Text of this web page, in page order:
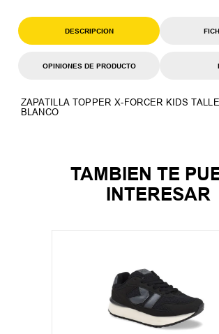
DESCRIPCION
OPINIONES DE PRODUCTO
ZAPATILLA TOPPER X-FORCER KIDS
BLANCO
TAMBIEN TE
INTERESAR